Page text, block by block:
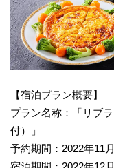
【宿泊プラン概要】
プラン名称：「リブ
付）」
予約期間：2022年11